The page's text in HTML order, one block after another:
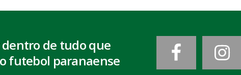
dentro de tudo que
futebol paranaense